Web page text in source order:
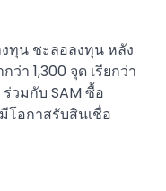
ทุน ชะลอลงทุน หลัง
า 1,300 จุด เรียกว่า
ร่วมกับ SAM ซื้อ
โอกาสรับสินเชื่อ